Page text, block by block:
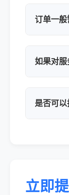
订单一般
如果对服
是否可以
立即